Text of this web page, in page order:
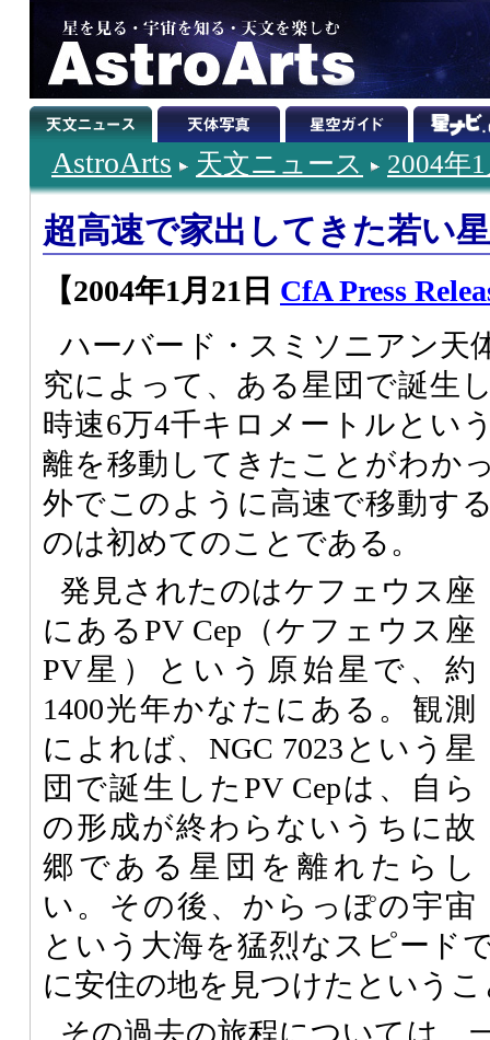
AstroArts 天文ニュース 2004年
超高速で家出してきた若い星
【2004年1月21日 CfA Press
ハーバード・スミソニアン天
究によって、ある星団で誕生
時速6万4千キロメートルとい
離を移動してきたことがわか
外でこのように高速で移動す
のは初めてのことである。
発見されたのはケフェウス座
にあるPV Cep（ケフェウス座
PV星）という原始星で、約
1400光年かなたにある。観測
によれば、NGC 7023という星
団で誕生したPV Cepは、自ら
の形成が終わらないうちに故
郷である星団を離れたらし
い。その後、からっぽの宇宙
という大海を猛烈なスピード
に安住の地を見つけたという
その過去の旅程については、